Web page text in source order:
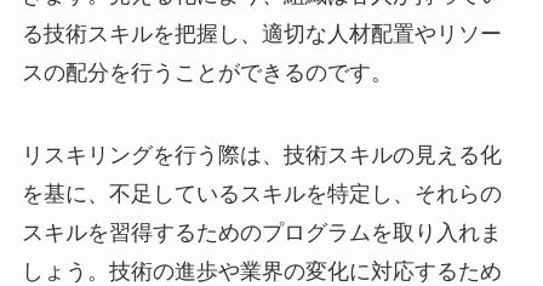
る技術スキルを把握し、適切な人材配置やリソー
スの配分を行うことができるのです。
リスキリングを行う際は、技術スキルの見える化
を基に、不足しているスキルを特定し、それらの
スキルを習得するためのプログラムを取り入れま
しょう。技術の進歩や業界の変化に対応するため